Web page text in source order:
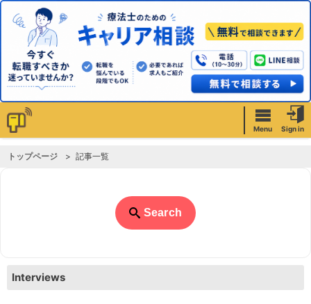
Menu Sign in
トップページ 記事一覧
Search
Interviews